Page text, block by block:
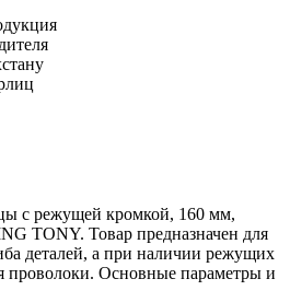
с режущей кромкой, 160 мм,
TONY. Товар предназначен для
деталей, а при наличии режущих
Основные параметры и